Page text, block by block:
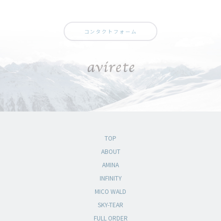
コンタクトフォーム
TOP
ABOUT
AMINA
INFINITY
MICO WALD
SKY-TEAR
FULL ORDER